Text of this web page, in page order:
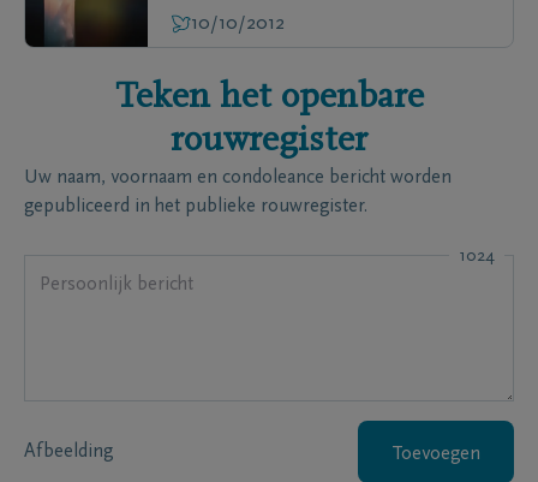
10/10/2012
Teken het openbare
rouwregister
Uw naam, voornaam en condoleance bericht worden
gepubliceerd in het publieke rouwregister.
1024
Afbeelding Toevoegen